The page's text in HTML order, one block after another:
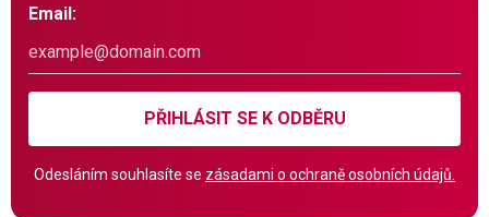
Email:
PŘIHLÁSIT SE K ODBĚRU
Odesláním souhlasíte se zásadami o ochraně osobních údajů.